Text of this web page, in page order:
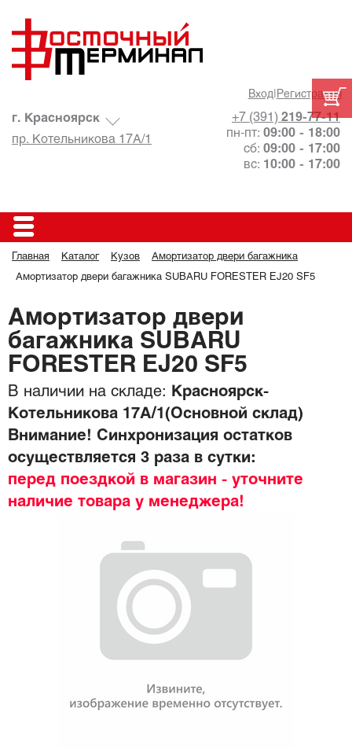
Вход| Регистрация
+7 (391) 219-77-11
пн-пт: 09:00 - 18:00
сб: 09:00 - 17:00
вс: 10:00 - 17:00
г. Красноярск
пр. Котельникова 17А/1
Главная Каталог Кузов Амортизатор двери багажника
Амортизатор двери багажника SUBARU FORESTER EJ20 SF5
Амортизатор двери
багажника SUBARU
FORESTER EJ20 SF5
В наличии на складе:
Красноярск-
Котельникова 17А/1(Основной склад)
Внимание! Синхронизация остатков
осуществляется 3 раза в сутки:
перед поездкой в магазин - уточните
наличие товара у менеджера!